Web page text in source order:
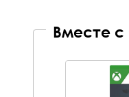
Вместе с